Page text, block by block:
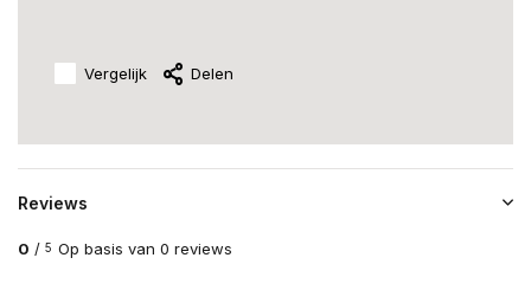
Vergelijk Delen
Reviews
0 / 5 Op basis van 0 reviews